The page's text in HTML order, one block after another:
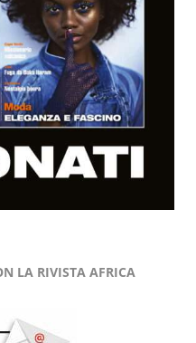
LA RIVISTA AFRICA